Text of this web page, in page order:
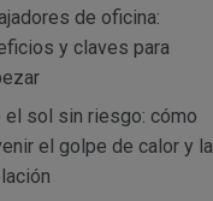
de oficina:
y claves para
el sol sin riesgo: cómo
el golpe de calor y la